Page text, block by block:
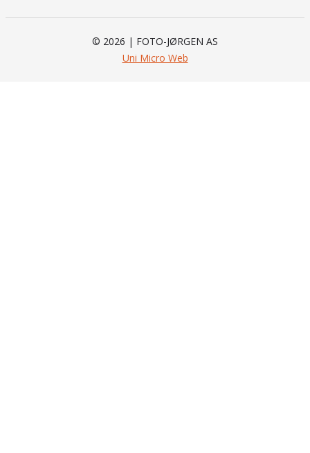
© 2026 | FOTO-JØRGEN AS
Uni Micro Web